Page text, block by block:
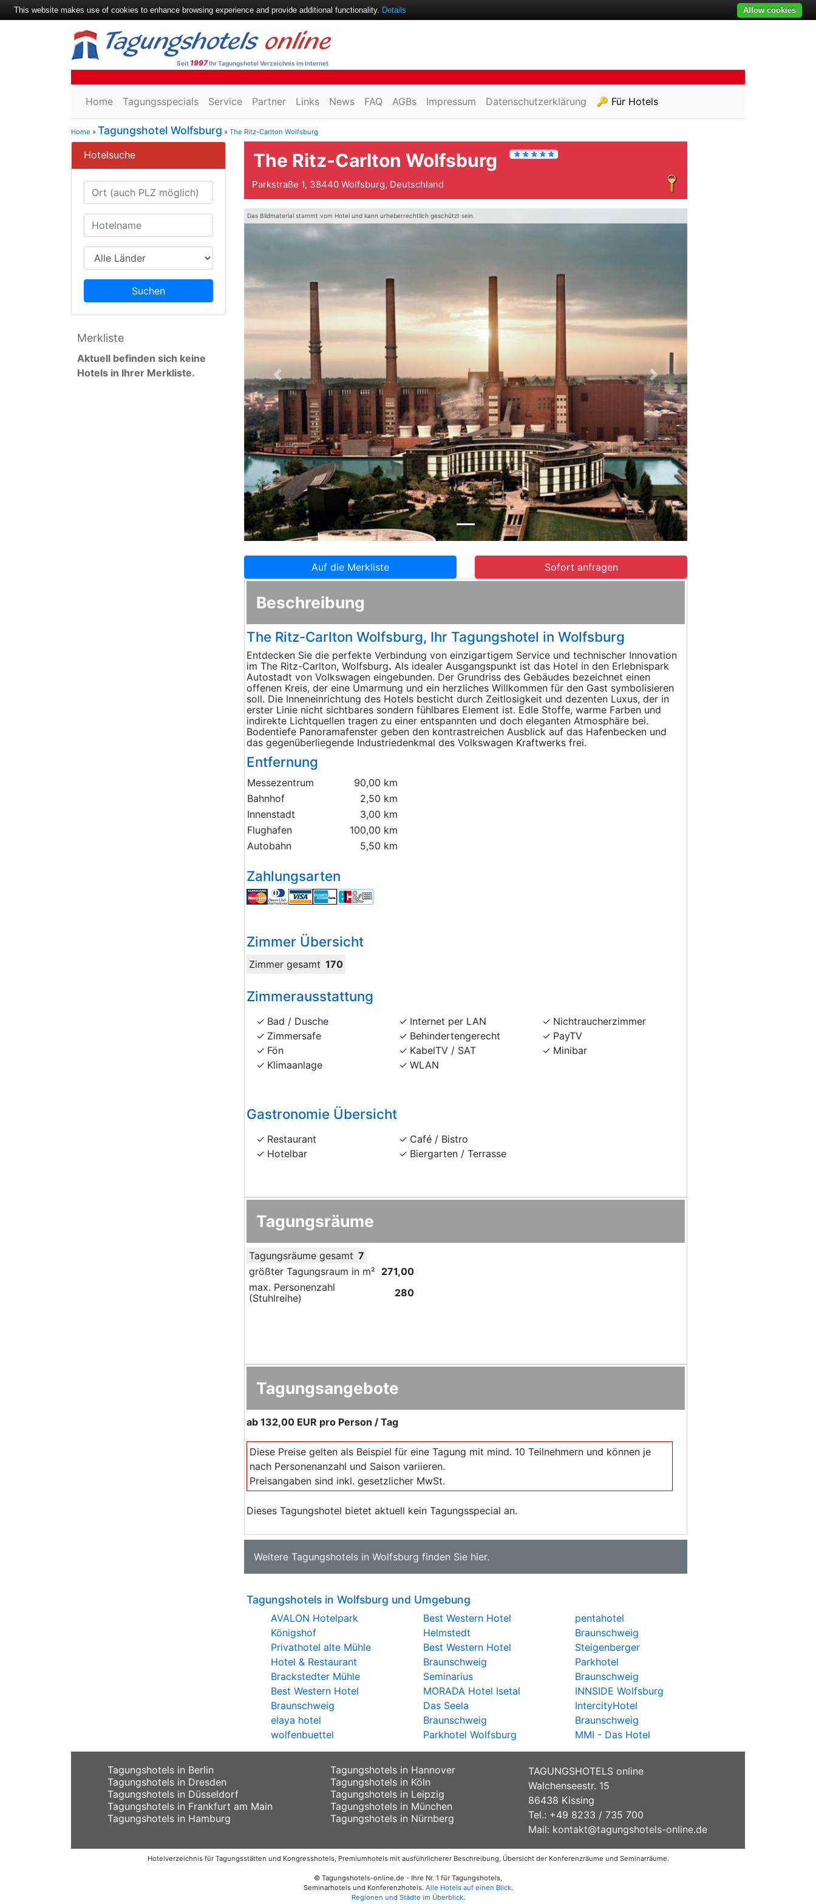
Seit 1997Ihr Tagungshotel Verzeichnis im Internet
Home Tagungsspecials Service Partner Links News FAQ AGBs Impressum Datenschutzerklärung 🔑 Für Hotels
Home » Tagungshotel Wolfsburg » The Ritz-Carlton Wolfsburg
Hotelsuche
Suchen
Merkliste
Aktuell befinden sich keine
Hotels in Ihrer Merkliste.
The Ritz-Carlton Wolfsburg
Parkstraße 1, 38440 Wolfsburg, Deutschland
Das Bildmaterial stammt vom Hotel und kann urheberrechtlich geschützt sein.
Zurück Weiter
Auf die Merkliste Sofort anfragen
Beschreibung
The Ritz-Carlton Wolfsburg, Ihr Tagungshotel in Wolfsburg
Entdecken Sie die perfekte Verbindung von einzigartigem Service und technischer Innovation
im The Ritz-Carlton, Wolfsburg. Als idealer Ausgangspunkt ist das Hotel in den Erlebnispark
Autostadt von Volkswagen eingebunden. Der Grundriss des Gebäudes bezeichnet einen
offenen Kreis, der eine Umarmung und ein herzliches Willkommen für den Gast symbolisieren
soll. Die Inneneinrichtung des Hotels besticht durch Zeitlosigkeit und dezenten Luxus, der in
erster Linie nicht sichtbares sondern fühlbares Element ist. Edle Stoffe, warme Farben und
indirekte Lichtquellen tragen zu einer entspannten und doch eleganten Atmosphäre bei.
Bodentiefe Panoramafenster geben den kontrastreichen Ausblick auf das Hafenbecken und
das gegenüberliegende Industriedenkmal des Volkswagen Kraftwerks frei.
Entfernung
Messezentrum
90,00 km
Bahnhof
2,50 km
Innenstadt
3,00 km
Flughafen
100,00 km
Autobahn
5,50 km
Zahlungsarten
Zimmer Übersicht
Zimmer gesamt 170
Zimmerausstattung
Bad / Dusche
Zimmersafe
Fön
Klimaanlage
Internet per LAN
Behindertengerecht
KabelTV / SAT
WLAN
Nichtraucherzimmer
PayTV
Minibar
Gastronomie Übersicht
Restaurant
Hotelbar
Café / Bistro
Biergarten / Terrasse
Tagungsräume
Tagungsräume gesamt 7
größter Tagungsraum in m² 271,00
max. Personenzahl
(Stuhlreihe)
280
Tagungsangebote
ab 132,00 EUR pro Person / Tag
Diese Preise gelten als Beispiel für eine Tagung mit mind. 10 Teilnehmern und können je
nach Personenanzahl und Saison variieren.
Preisangaben sind inkl. gesetzlicher MwSt.
Dieses Tagungshotel bietet aktuell kein Tagungsspecial an.
Weitere Tagungshotels in Wolfsburg finden Sie hier.
Tagungshotels in Wolfsburg und Umgebung
AVALON Hotelpark
Königshof
Privathotel alte Mühle
Hotel & Restaurant
Brackstedter Mühle
Best Western Hotel
Braunschweig
elaya hotel
wolfenbuettel
Best Western Hotel
Helmstedt
Best Western Hotel
Braunschweig
Seminarius
MORADA Hotel Isetal
Das Seela
Braunschweig
Parkhotel Wolfsburg
pentahotel
Braunschweig
Steigenberger
Parkhotel
Braunschweig
INNSIDE Wolfsburg
IntercityHotel
Braunschweig
MMI - Das Hotel
Tagungshotels in Berlin
Tagungshotels in Dresden
Tagungshotels in Düsseldorf
Tagungshotels in Frankfurt am Main
Tagungshotels in Hamburg
Tagungshotels in Hannover
Tagungshotels in Köln
Tagungshotels in Leipzig
Tagungshotels in München
Tagungshotels in Nürnberg
TAGUNGSHOTELS online
Walchenseestr. 15
86438 Kissing
Tel.: +49 8233 / 735 700
Mail: kontakt@tagungshotels-online.de
Hotelverzeichnis für Tagungsstätten und Kongresshotels, Premiumhotels mit ausführlicherer Beschreibung, Übersicht der Konferenzräume und Seminarräume.
© Tagungshotels-online.de - Ihre Nr. 1 für Tagungshotels,
Seminarhotels und Konferenzhotels. Alle Hotels auf einen Blick.
Regionen und Städte im Überblick.
This website makes use of cookies to enhance browsing experience and provide additional functionality. Details Allow cookies